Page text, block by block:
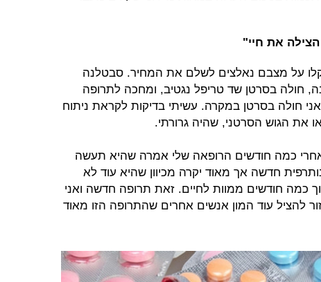
את חיי"
על מצבם נאלצים לשלם את המחיר. סבטלנה
מרעננה, חולה בסרטן שד טריפל נגטיב, ומחכה לתרופה
חולה בסרטן במקרה. עשיתי בדיקות לקראת ניתוח
את הגוש הסרטני, שהיה גרורתי.
כמה חודשים הרופאה שלי אמרה שהיא תעשה
חדשה אך מאוד יקרה מכיוון שהיא עוד לא
כמה חודשים ממוות לחיים. זאת תרופה חדשה ואני
להציל עוד המון אנשים אחרים שהתרופה הזו מאוד